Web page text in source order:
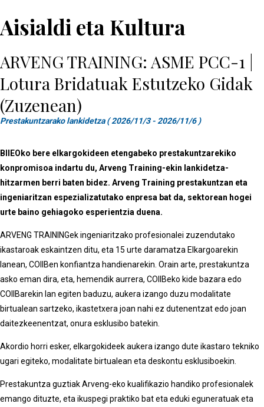
Aisialdi eta Kultura
ARVENG TRAINING: ASME PCC-1 |
Lotura Bridatuak Estutzeko Gidak
(Zuzenean)
Prestakuntzarako lankidetza ( 2026/11/3 - 2026/11/6 )
BIIEOko bere elkargokideen etengabeko prestakuntzarekiko
konpromisoa indartu du, Arveng Training-ekin lankidetza-
hitzarmen berri baten bidez. Arveng Training prestakuntzan eta
ingeniaritzan espezializatutako enpresa bat da, sektorean hogei
urte baino gehiagoko esperientzia duena.
ARVENG TRAININGek ingeniaritzako profesionalei zuzendutako
ikastaroak eskaintzen ditu, eta 15 urte daramatza Elkargoarekin
lanean, COIIBen konfiantza handienarekin. Orain arte, prestakuntza
asko eman dira, eta, hemendik aurrera, COIIBeko kide bazara edo
COIIBarekin lan egiten baduzu, aukera izango duzu modalitate
birtualean sartzeko, ikastetxera joan nahi ez dutenentzat edo joan
daitezkeenentzat, onura esklusibo batekin.
Akordio horri esker, elkargokideek aukera izango dute ikastaro tekniko
ugari egiteko, modalitate birtualean eta deskontu esklusiboekin.
Prestakuntza guztiak Arveng-eko kualifikazio handiko profesionalek
emango dituzte, eta ikuspegi praktiko bat eta eduki eguneratuak eta